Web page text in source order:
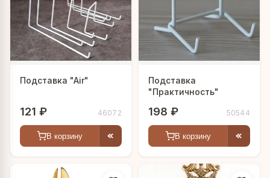
Подставка "Air"
121 ₽ 46072
В корзину
Подставка
"Практичность"
198 ₽ 50544
В корзину